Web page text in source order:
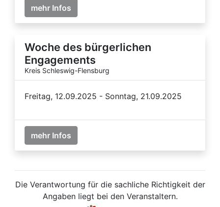
mehr Infos
Woche des bürgerlichen
Engagements
Kreis Schleswig-Flensburg
Freitag, 12.09.2025 - Sonntag, 21.09.2025
mehr Infos
Die Verantwortung für die sachliche Richtigkeit der
Angaben liegt bei den Veranstaltern.